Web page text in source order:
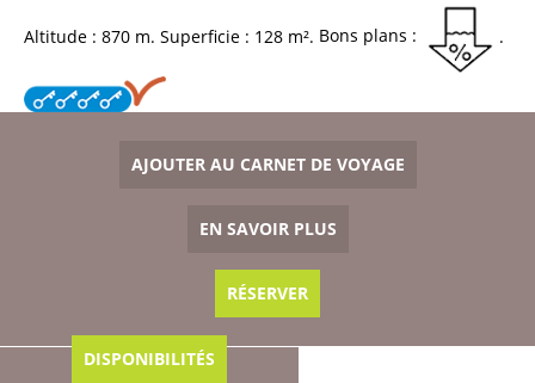
Altitude : 870 m Superficie : 128 m² Bons plans :
AJOUTER AU CARNET DE VOYAGE
EN SAVOIR PLUS
RÉSERVER
DISPONIBILITÉS